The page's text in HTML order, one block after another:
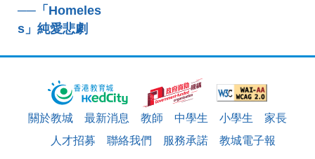
──「Homeles
s」純愛悲劇
關於教城 最新消息 教師 中學生 小學生
家長
人才招募
聯絡我們 服務承諾 教城電子報